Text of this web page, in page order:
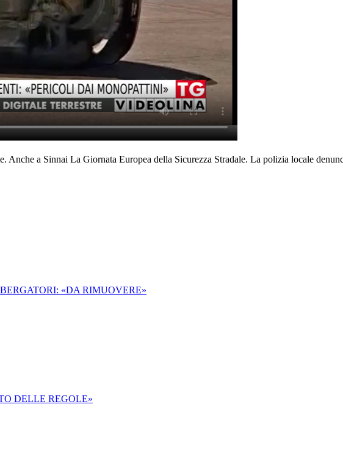
Anche a Sinnai La Giornata Europea della Sicurezza Stradale. La polizia locale
«DA RIMUOVERE»
DELLE REGOLE»